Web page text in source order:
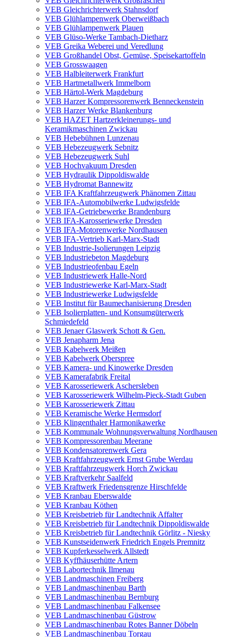
VEB Gleichrichterwerk Stahnsdorf
VEB Glühlampenwerk Oberweißbach
VEB Glühlampenwerk Plauen
VEB Glüso-Werke Tambach-Dietharz
VEB Greika Weberei und Veredlung
VEB Großhandel Obst, Gemüse, Speisekartoffeln
VEB Grosswaagen
VEB Halbleiterwerk Frankfurt
VEB Hartmetallwerk Immelborn
VEB Härtol-Werk Magdeburg
VEB Harzer Kompressorenwerk Benneckenstein
VEB Harzer Werke Blankenburg
VEB HAZET Hartzerkleinerungs- und
Keramikmaschinen Zwickau
VEB Hebebühnen Lunzenau
VEB Hebezeugwerk Sebnitz
VEB Hebezeugwerk Suhl
VEB Hochvakuum Dresden
VEB Hydraulik Dippoldiswalde
VEB Hydromat Bannewitz
VEB IFA Kraftfahrzeugwerk Phänomen Zittau
VEB IFA-Automobilwerke Ludwigsfelde
VEB IFA-Getriebewerke Brandenburg
VEB IFA-Karosseriewerke Dresden
VEB IFA-Motorenwerke Nordhausen
VEB IFA-Vertrieb Karl-Marx-Stadt
VEB Industrie-Isolierungen Leipzig
VEB Industriebeton Magdeburg
VEB Industrieofenbau Egeln
VEB Industriewerk Halle-Nord
VEB Industriewerke Karl-Marx-Stadt
VEB Industriewerke Ludwigsfelde
VEB Institut für Baumechanisierung Dresden
VEB Isolierplatten- und Konsumgüterwerk
Schmiedefeld
VEB Jenaer Glaswerk Schott & Gen.
VEB Jenapharm Jena
VEB Kabelwerk Meißen
VEB Kabelwerk Oberspree
VEB Kamera- und Kinowerke Dresden
VEB Kamerafabrik Freital
VEB Karosseriewerk Aschersleben
VEB Karosseriewerk Wilhelm-Pieck-Stadt Guben
VEB Karosseriewerk Zittau
VEB Keramische Werke Hermsdorf
VEB Klingenthaler Harmonikawerke
VEB Kommunale Wohnungsverwaltung Nordhausen
VEB Kompressorenbau Meerane
VEB Kondensatorenwerk Gera
VEB Kraftfahrzeugwerk Ernst Grube Werdau
VEB Kraftfahrzeugwerk Horch Zwickau
VEB Kraftverkehr Saalfeld
VEB Kraftwerk Friedensgrenze Hirschfelde
VEB Kranbau Eberswalde
VEB Kranbau Köthen
VEB Kreisbetrieb für Landtechnik Affalter
VEB Kreisbetrieb für Landtechnik Dippoldiswalde
VEB Kreisbetrieb für Landtechnik Görlitz - Niesky
VEB Kunstseidenwerk Friedrich Engels Premnitz
VEB Kupferkesselwerk Allstedt
VEB Kyffhäuserhütte Artern
VEB Labortechnik Ilmenau
VEB Landmaschinen Freiberg
VEB Landmaschinenbau Barth
VEB Landmaschinenbau Bernburg
VEB Landmaschinenbau Falkensee
VEB Landmaschinenbau Güstrow
VEB Landmaschinenbau Rotes Banner Döbeln
VEB Landmaschinenbau Torgau